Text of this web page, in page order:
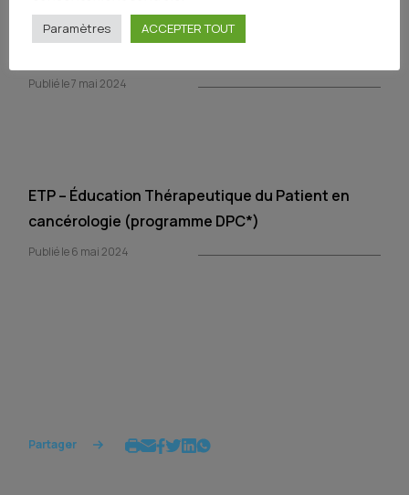
Publié le 7 mai 2024
ETP – Éducation Thérapeutique du Patient en
cancérologie (programme DPC*)
Publié le 6 mai 2024
Partager
Paramètres ACCEPTER TOUT